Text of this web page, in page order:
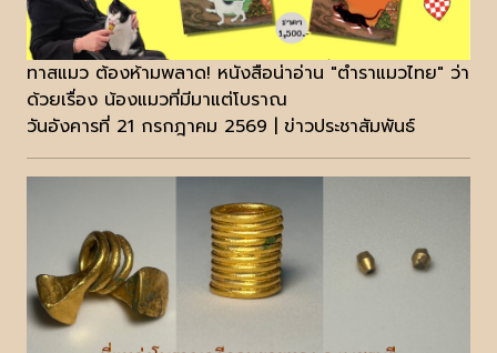
ทาสแมว ต้องห้ามพลาด! หนังสือน่าอ่าน "ตำราแมวไทย" ว่า
ด้วยเรื่อง น้องแมวที่มีมาแต่โบราณ
วันอังคารที่ 21 กรกฎาคม 2569 | ข่าวประชาสัมพันธ์